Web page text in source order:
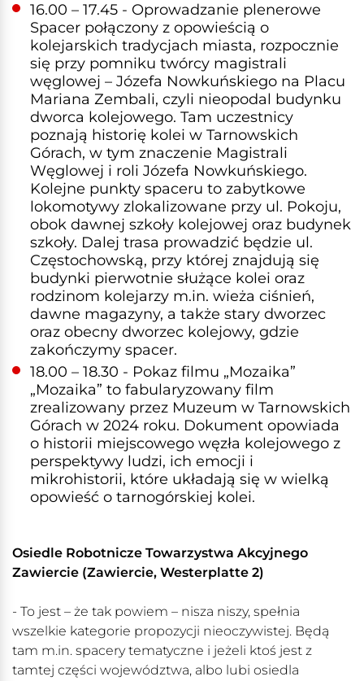
16.00 – 17.45 - Oprowadzanie plenerowe
Spacer połączony z opowieścią o
kolejarskich tradycjach miasta, rozpocznie
się przy pomniku twórcy magistrali
węglowej – Józefa Nowkuńskiego na Placu
Mariana Zembali, czyli nieopodal budynku
dworca kolejowego. Tam uczestnicy
poznają historię kolei w Tarnowskich
Górach, w tym znaczenie Magistrali
Węglowej i roli Józefa Nowkuńskiego.
Kolejne punkty spaceru to zabytkowe
lokomotywy zlokalizowane przy ul. Pokoju,
obok dawnej szkoły kolejowej oraz budynek
szkoły. Dalej trasa prowadzić będzie ul.
Częstochowską, przy której znajdują się
budynki pierwotnie służące kolei oraz
rodzinom kolejarzy m.in. wieża ciśnień,
dawne magazyny, a także stary dworzec
oraz obecny dworzec kolejowy, gdzie
zakończymy spacer.
18.00 – 18.30 - Pokaz filmu „Mozaika”
„Mozaika” to fabularyzowany film
zrealizowany przez Muzeum w Tarnowskich
Górach w 2024 roku. Dokument opowiada
o historii miejscowego węzła kolejowego z
perspektywy ludzi, ich emocji i
mikrohistorii, które układają się w wielką
opowieść o tarnogórskiej kolei.
Osiedle Robotnicze Towarzystwa Akcyjnego
Zawiercie (Zawiercie, Westerplatte 2)
- To jest – że tak powiem – nisza niszy, spełnia
wszelkie kategorie propozycji nieoczywistej. Będą
tam m.in. spacery tematyczne i jeżeli ktoś jest z
tamtej części województwa, albo lubi osiedla